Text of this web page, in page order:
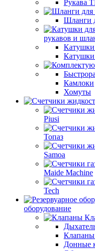
Рукава
Шланги
рукавов и
Катушки
Катушки
Камлоки
Хомуты
Piusi
Топаз
Samoa
Maide Machine
Tech
оборудование
Клапаны
Донные